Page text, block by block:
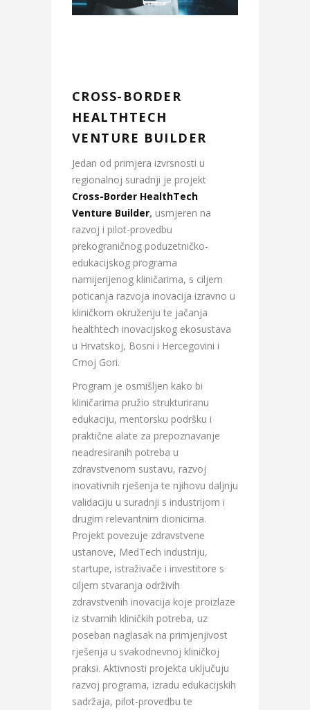
CROSS-BORDER
HEALTHTECH
VENTURE BUILDER
Jedan od primjera izvrsnosti u
regionalnoj suradnji je projekt
Cross-Border HealthTech
Venture Builder, usmjeren na
razvoj i pilot-provedbu
prekograničnog poduzetničko-
edukacijskog programa
namijenjenog kliničarima, s ciljem
poticanja razvoja inovacija izravno u
kliničkom okruženju te jačanja
healthtech inovacijskog ekosustava
u Hrvatskoj, Bosni i Hercegovini i
Crnoj Gori.
Program je osmišljen kako bi
kliničarima pružio strukturiranu
edukaciju, mentorsku podršku i
praktične alate za prepoznavanje
neadresiranih potreba u
zdravstvenom sustavu, razvoj
inovativnih rješenja te njihovu daljnju
validaciju u suradnji s industrijom i
drugim relevantnim dionicima.
Projekt povezuje zdravstvene
ustanove, MedTech industriju,
startupe, istraživače i investitore s
ciljem stvaranja održivih
zdravstvenih inovacija koje proizlaze
iz stvarnih kliničkih potreba, uz
poseban naglasak na primjenjivost
rješenja u svakodnevnoj kliničkoj
praksi. Aktivnosti projekta uključuju
razvoj programa, izradu edukacijskih
sadržaja, pilot-provedbu te